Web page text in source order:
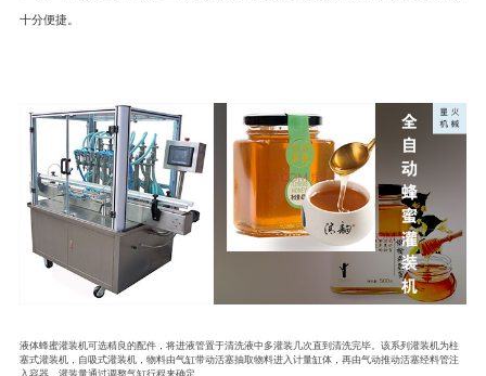
十分便捷。
液体蜂蜜灌装机可选精良的配件，将进液管置于清洗液中多灌装几次直到清洗完毕。该系列灌装机为柱
塞式灌装机，自吸式灌装机，物料由气缸带动活塞抽取物料进入计量缸体，再由气动推动活塞经料管注